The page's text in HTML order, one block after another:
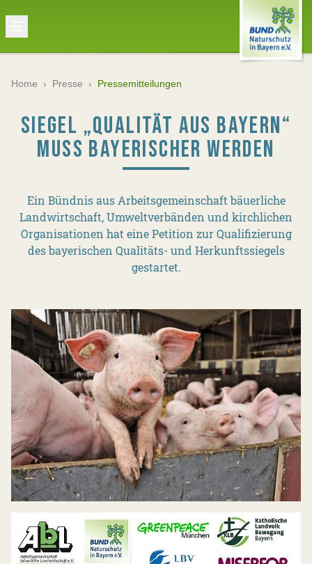
Home › Presse › Pressemitteilungen
SIEGEL „QUALITÄT AUS BAYERN“
MUSS BAYERISCHER WERDEN
Ein Bündnis aus Arbeitsgemeinschaft bäuerliche
Landwirtschaft, Umweltverbänden und kirchlichen
Organisationen hat eine Petition zur Qualifizierung
des bayerischen Qualitäts- und Herkunftssiegels
gestartet.